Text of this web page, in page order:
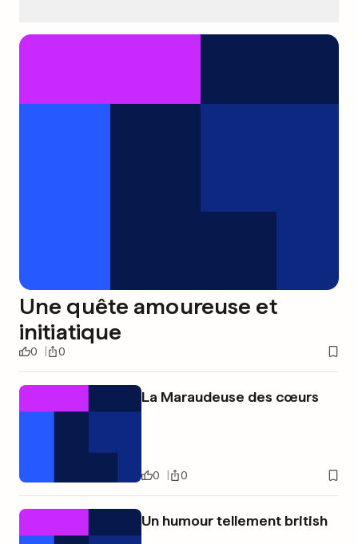
Une quête amoureuse et
initiatique
0 0
La Maraudeuse des cœurs
0 0
Un humour tellement british